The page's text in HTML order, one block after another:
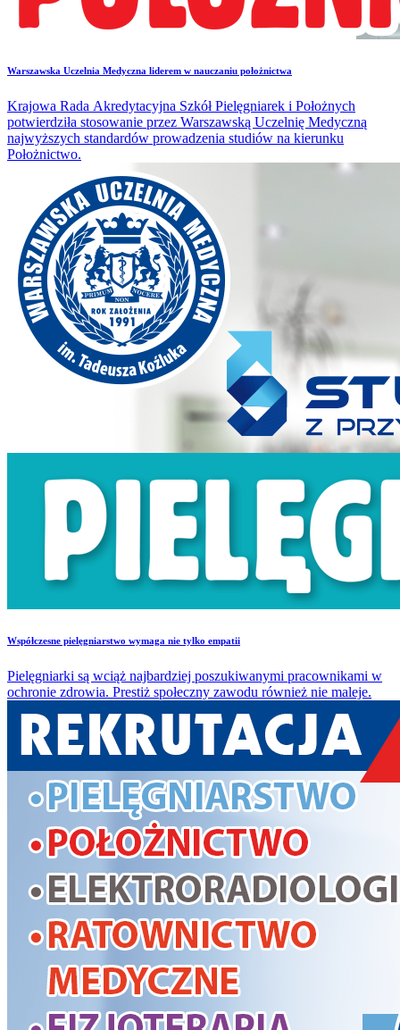
​Warszawska Uczelnia Medyczna liderem w nauczaniu położnictwa
Krajowa Rada Akredytacyjna Szkół Pielęgniarek i Położnych
potwierdziła stosowanie przez Warszawską Uczelnię Medyczną
najwyższych standardów prowadzenia studiów na kierunku
Położnictwo.
​Współczesne pielęgniarstwo wymaga nie tylko empatii
Pielęgniarki są wciąż najbardziej poszukiwanymi pracownikami w
ochronie zdrowia. Prestiż społeczny zawodu również nie maleje.